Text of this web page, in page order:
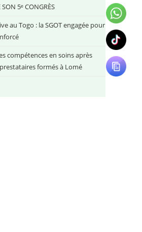
SON 5ᵉ CONGRÈS
au Togo : la SGOT engagée pour
compétences en soins après
formés à Lomé